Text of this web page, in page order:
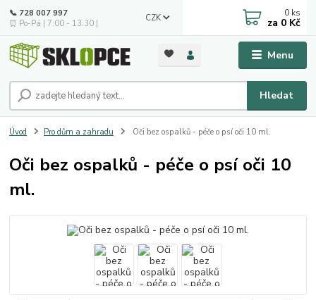
Menu
CZK
Hledat
📞 728 007 997
⏰ Po-Pá | 7:00 - 13:30 |
0 ks
za 0 Kč
Úvod Pro dům a zahradu Oči bez ospalků - péče o psí oči 10 ml.
Oči bez ospalků - péče o psí oči 10
ml.